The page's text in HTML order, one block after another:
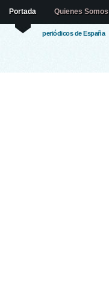
periódicos de España
Portada Quienes Somos